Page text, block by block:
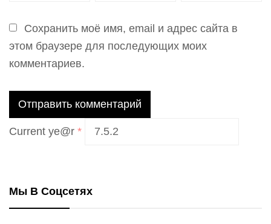
Сохранить моё имя, email и адрес сайта в
этом браузере для последующих моих
комментариев.
Current ye@r *
Мы В Соцсетях